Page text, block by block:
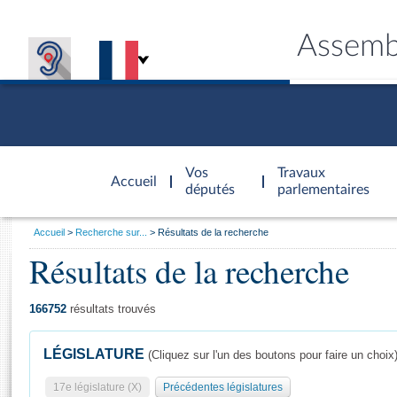
Accueil
d'accueil
Vos
députés
Travaux
parlementaires
Général
Vous
Accueil Recherche sur... Résultats de la recherche
Résultats de la recherche
166752 résultats trouvés
LÉGISLATURE (Cliquez sur l'un des boutons pour faire un choix)
17e législature (X) Précédentes législatures